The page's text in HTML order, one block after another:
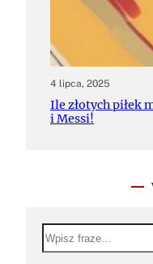
4 lipca, 2025
Ile złotych piłek
i Messi!
S
e
a